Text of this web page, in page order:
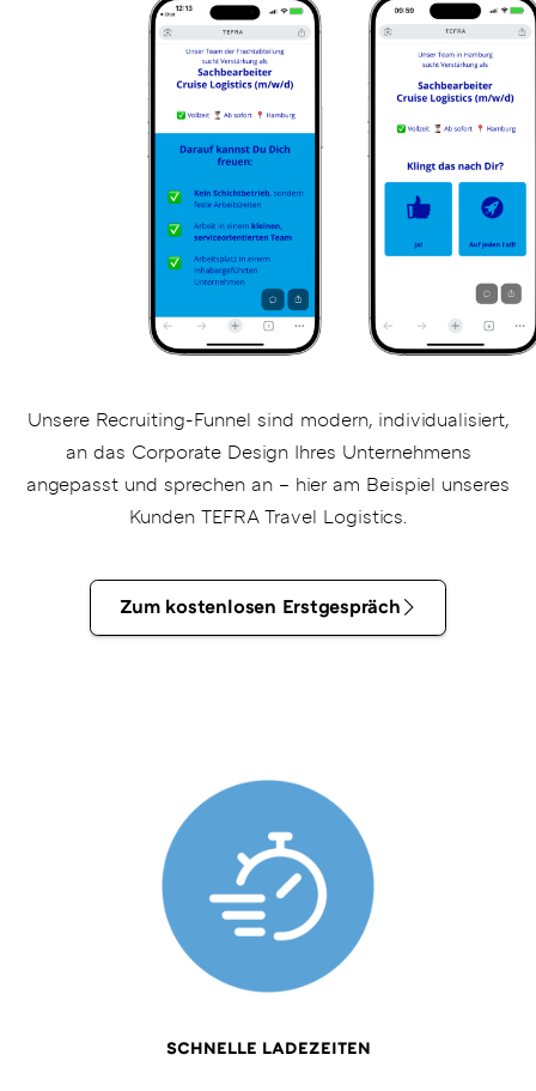
Unsere Recruiting-Funnel sind modern, individualisiert,
an das Corporate Design Ihres Unternehmens
angepasst und sprechen an – hier am Beispiel unseres
Kunden TEFRA Travel Logistics.
Zum
Zum kostenlosen Erstgespräch
SCHNELLE LADEZEITEN